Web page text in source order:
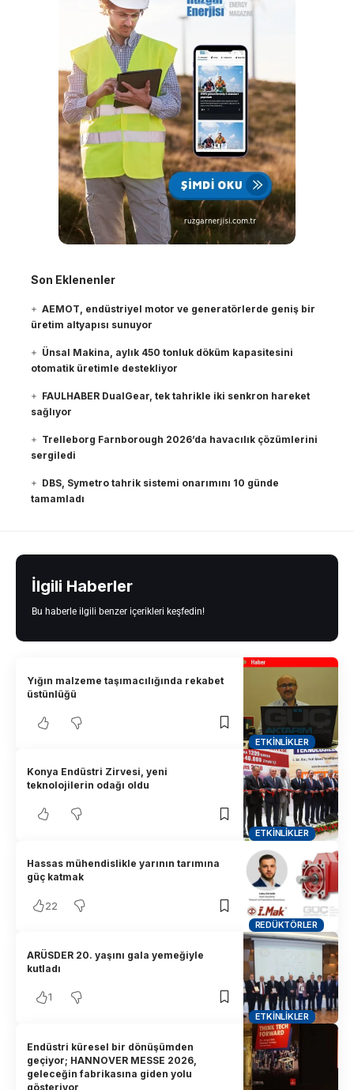
Son Eklenenler
AEMOT, endüstriyel motor ve generatörlerde geniş bir
üretim altyapısı sunuyor
Ünsal Makina, aylık 450 tonluk döküm kapasitesini
otomatik üretimle destekliyor
FAULHABER DualGear, tek tahrikle iki senkron hareket
sağlıyor
Trelleborg Farnborough 2026’da havacılık çözümlerini
sergiledi
DBS, Symetro tahrik sistemi onarımını 10 günde
tamamladı
İlgili Haberler
Bu haberle ilgili benzer içerikleri keşfedin!
ETKINLIKLER
Yığın malzeme taşımacılığında rekabet
üstünlüğü
ETKINLIKLER
Konya Endüstri Zirvesi, yeni
teknolojilerin odağı oldu
REDÜKTÖRLER
Hassas mühendislikle yarının tarımına
güç katmak
22
ETKINLIKLER
ARÜSDER 20. yaşını gala yemeğiyle
kutladı
1
Endüstri küresel bir dönüşümden
geçiyor; HANNOVER MESSE 2026,
geleceğin fabrikasına giden yolu
gösteriyor